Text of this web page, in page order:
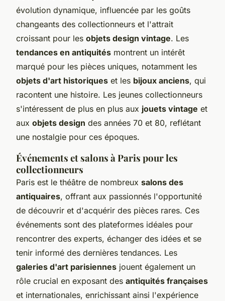
évolution dynamique, influencée par les goûts
changeants des collectionneurs et l'attrait
croissant pour les objets design vintage. Les
tendances en antiquités montrent un intérêt
marqué pour les pièces uniques, notamment les
objets d'art historiques et les bijoux anciens, qui
racontent une histoire. Les jeunes collectionneurs
s'intéressent de plus en plus aux jouets vintage et
aux objets design des années 70 et 80, reflétant
une nostalgie pour ces époques.
Événements et salons à Paris pour les
collectionneurs
Paris est le théâtre de nombreux salons des
antiquaires, offrant aux passionnés l'opportunité
de découvrir et d'acquérir des pièces rares. Ces
événements sont des plateformes idéales pour
rencontrer des experts, échanger des idées et se
tenir informé des dernières tendances. Les
galeries d'art parisiennes jouent également un
rôle crucial en exposant des antiquités françaises
et internationales, enrichissant ainsi l'expérience